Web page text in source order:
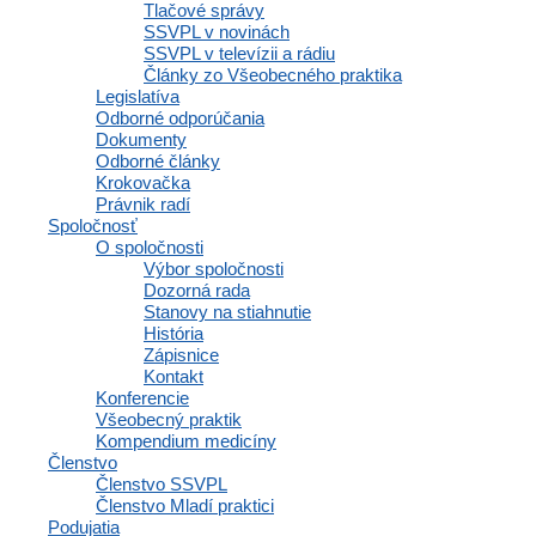
Tlačové správy
SSVPL v novinách
SSVPL v televízii a rádiu
Články zo Všeobecného praktika
Legislatíva
Odborné odporúčania
Dokumenty
Odborné články
Krokovačka
Právnik radí
Spoločnosť
O spoločnosti
Výbor spoločnosti
Dozorná rada
Stanovy na stiahnutie
História
Zápisnice
Kontakt
Konferencie
Všeobecný praktik
Kompendium medicíny
Členstvo
Členstvo SSVPL
Členstvo Mladí praktici
Podujatia
Polianky 5, 841 01 Bratislava
Členstvo
Osobné informácie a profil
Výhody a zľavy
Vzdelávacie materiály a odborné zdroje
Zápisnice a interné dokumenty spoločnosti
Komunikácia a správy
Inzercia abmulancií
Domovská stránka
Osobné informácie a profil
Výhody a zľavy
Vzdelávacie materiály a odborné zdroje